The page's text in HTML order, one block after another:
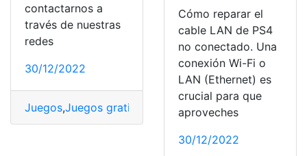
contactarnos a
través de nuestras
redes
30/12/2022
Juegos,Juegos gratis Playstation,PlayStation Plus
Cómo reparar el
cable LAN de PS4
no conectado. Una
conexión Wi-Fi o
LAN (Ethernet) es
crucial para que
aproveches
30/12/2022